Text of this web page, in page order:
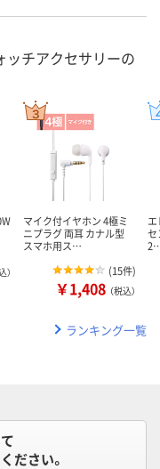
チアクセサリーの
）
マイク付イヤホン 4極ミ
ニプラグ 両耳 カナル型
スマホ用ス…
(15件)
￥1,408 （税込）
セ
ランキング一覧
ださい。